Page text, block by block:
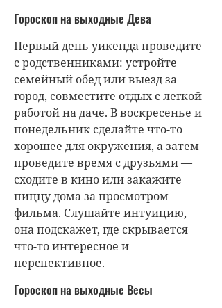
Гороскоп на выходные Дева
Первый день уикенда проведите
с родственниками: устройте
семейный обед или выезд за
город, совместите отдых с легкой
работой на даче. В воскресенье и
понедельник сделайте что-то
хорошее для окружения, а затем
проведите время с друзьями —
сходите в кино или закажите
пиццу дома за просмотром
фильма. Слушайте интуицию,
она подскажет, где скрывается
что-то интересное и
перспективное.
Гороскоп на выходные Весы